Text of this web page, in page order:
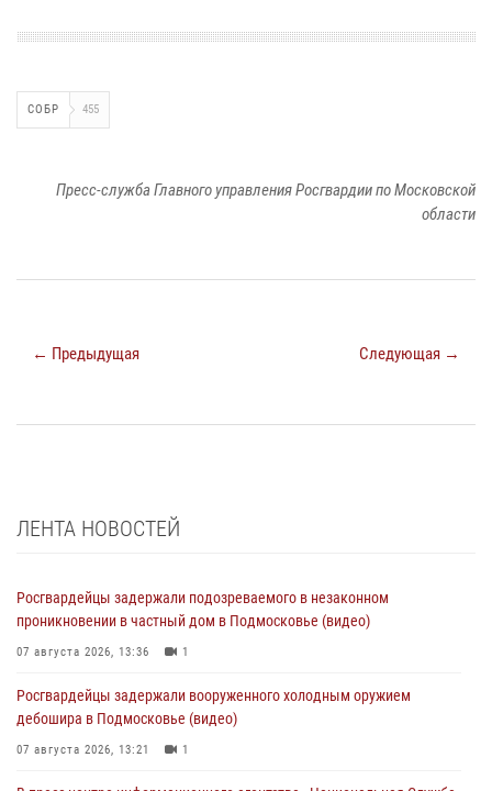
СОБР 455
Пресс-служба Главного управления Росгвардии по Московской
области
← Предыдущая Следующая →
ЛЕНТА НОВОСТЕЙ
Росгвардейцы задержали подозреваемого в незаконном
проникновении в частный дом в Подмосковье (видео)
07 августа 2026, 13:36 1
Росгвардейцы задержали вооруженного холодным оружием
дебошира в Подмосковье (видео)
07 августа 2026, 13:21 1